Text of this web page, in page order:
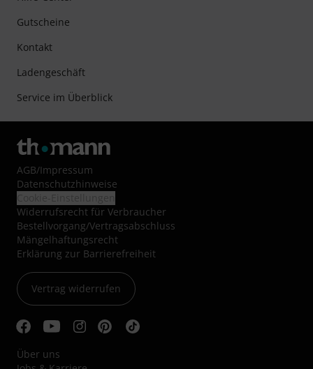
Gutscheine
Kontakt
Ladengeschäft
Service im Überblick
AGB/Impressum
Datenschutzhinweise
Widerrufsrecht für Verbraucher
Bestellvorgang/Vertragsabschluss
Mängelhaftungsrecht
Erklärung zur Barrierefreiheit
Vertrag widerrufen
Über uns